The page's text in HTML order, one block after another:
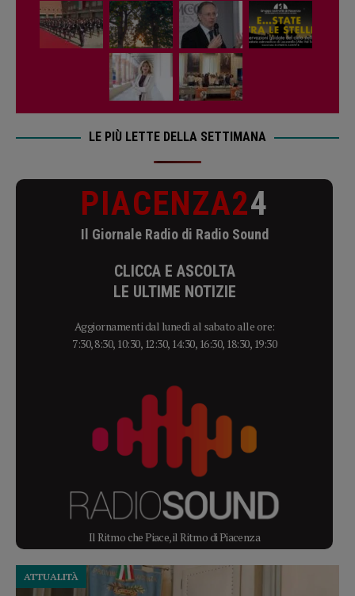
LE PIÙ LETTE DELLA SETTIMANA
PIACENZA24
Il Giornale Radio di Radio Sound
CLICCA E ASCOLTA
LE ULTIME NOTIZIE
Aggiornamenti dal lunedì al sabato alle ore:
7:30, 8:30, 10:30, 12:30, 14:30, 16:30, 18:30, 19:30
Il Ritmo che Piace, il Ritmo di Piacenza
ATTUALITÀ